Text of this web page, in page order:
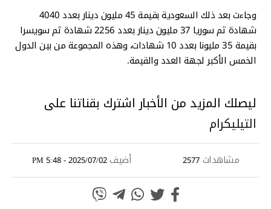
وجاءت بعد ذلك السعودية بقيمة 45 مليون دينار بعدد 4040
شهادة ثم سوريا 37 مليون دينار بعدد 2256 شهادة ثم سويسرا
بقيمة 35 مليونا بعدد 10 شهادات، وهذه المجموعة من بين الدول
الخمس الأكبر لجهة العدد والقيمة.
ليصلك المزيد من الأخبار اشترك بقناتنا على
التيليكرام
مشاهدات 2577 أضيف2025/07/02 - 5:48 PM